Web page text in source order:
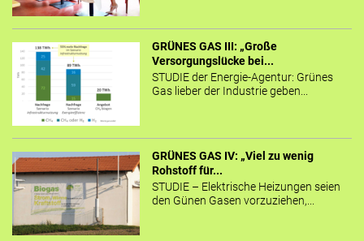
GRÜNES GAS III: „Große
Versorgungslücke bei...
STUDIE der Energie-Agentur: Grünes
Gas lieber der Industrie geben...
GRÜNES GAS IV: „Viel zu wenig
Rohstoff für...
STUDIE – Elektrische Heizungen seien
den Günen Gasen vorzuziehen,...